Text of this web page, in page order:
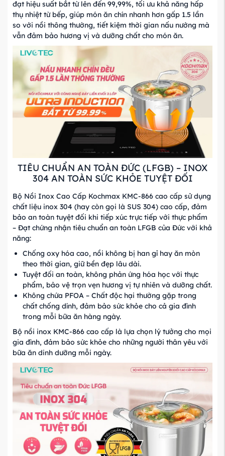
đạt hiệu suất bắt từ lên đến 99,99%, tối ưu khả năng hấp
thụ nhiệt từ bếp, giúp món ăn chín nhanh hơn gấp 1.5 lần
so với nồi thông thường, tiết kiệm thời gian nấu nướng mà
vẫn đảm bảo hương vị và dưỡng chất cho món ăn.
TIÊU CHUẨN AN TOÀN ĐỨC (LFGB) – INOX
304 AN TOÀN SỨC KHỎE TUYỆT ĐỐI
Bộ Nồi Inox Cao Cấp Kochmax KMC-866 cao cấp sử dụng
chất liệu inox 304 (hay còn gọi là SUS 304) cao cấp, đảm
bảo an toàn tuyệt đối khi tiếp xúc trực tiếp với thực phẩm
– Đạt chứng nhận tiêu chuẩn an toàn LFGB của Đức với khả
năng:
Chống oxy hóa cao, nồi không bị han gỉ hay ăn mòn
theo thời gian, giữ bền đẹp lâu dài.
Tuyệt đối an toàn, không phản ứng hóa học với thực
phẩm, bảo vệ trọn vẹn hương vị tự nhiên và dưỡng chất.
Không chứa PFOA – Chất độc hại thường gặp trong
chất chống dính, đảm bảo sức khỏe cho cả gia đình
trong mỗi bữa ăn hàng ngày.
Bộ nồi inox KMC-866 cao cấp là lựa chọn lý tưởng cho mọi
gia đình, đảm bảo sức khỏe cho những người thân yêu với
bữa ăn dinh dưỡng mỗi ngày.